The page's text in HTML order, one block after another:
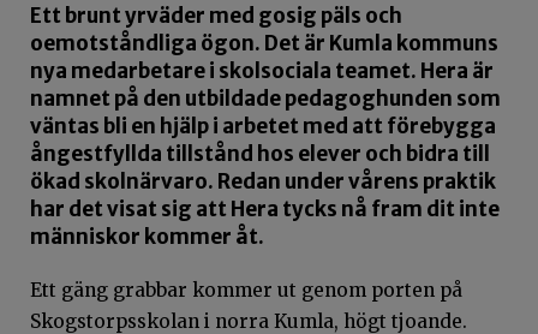
Ett brunt yrväder med gosig päls och
oemotståndliga ögon. Det är Kumla kommuns
nya medarbetare i skolsociala teamet. Hera är
namnet på den utbildade pedagoghunden som
väntas bli en hjälp i arbetet med att förebygga
ångestfyllda tillstånd hos elever och bidra till
ökad skolnärvaro. Redan under vårens praktik
har det visat sig att Hera tycks nå fram dit inte
människor kommer åt.
Ett gäng grabbar kommer ut genom porten på
Skogstorpsskolan i norra Kumla, högt tjoande.